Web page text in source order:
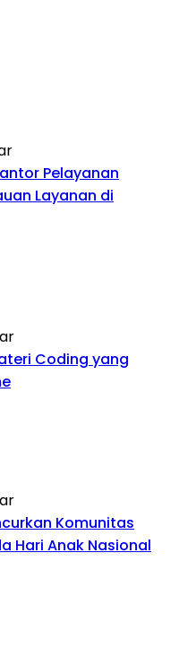
Pelayanan
Layanan di
Coding yang
Komunitas
Hari Anak Nasional